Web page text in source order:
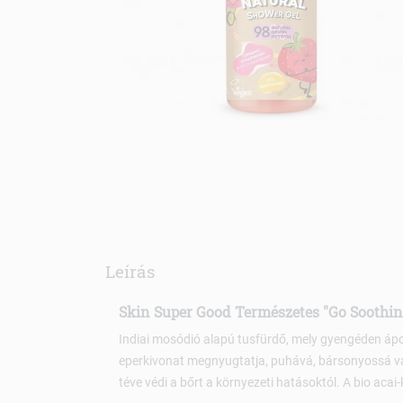
Leírás
Skin Super Good Természetes "Go
Indiai mosódió alapú tusfürdő, mely gyengéden
eperkivonat megnyugtatja, puhává, bársonyossá
téve védi a bőrt a környezeti hatásoktól. A bio